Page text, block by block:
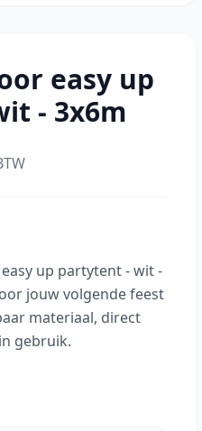
easy up
- 3x6m
up partytent - wit -
jouw volgende feest
materiaal, direct
gebruik.